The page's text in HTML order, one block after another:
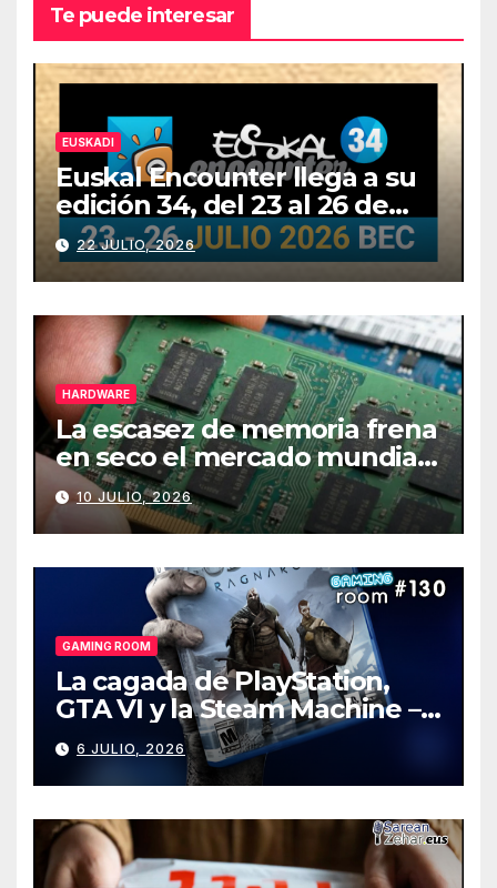
Te puede interesar
EUSKADI
Euskal Encounter llega a su
edición 34, del 23 al 26 de
julio
22 JULIO, 2026
HARDWARE
La escasez de memoria frena
en seco el mercado mundial
de PCs
10 JULIO, 2026
GAMING ROOM
La cagada de PlayStation,
GTA VI y la Steam Machine –
Gaming Room #130
6 JULIO, 2026